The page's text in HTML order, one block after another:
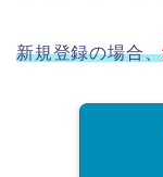
新規登録の場合、